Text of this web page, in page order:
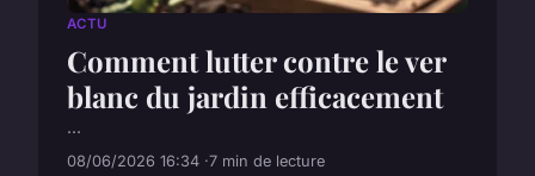
ACTU
Comment lutter contre le ver
blanc du jardin efficacement
...
08/06/2026 16:34 7 min de lecture